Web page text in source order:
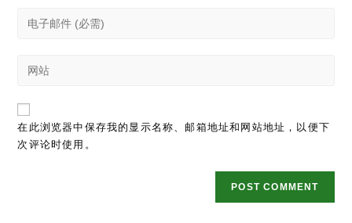
or
comment
Enter
address
comment
Enter
URL
(optional)
在此浏览器中保存我的显示名称、邮箱地址和网站地址，以便下
次评论时使用。